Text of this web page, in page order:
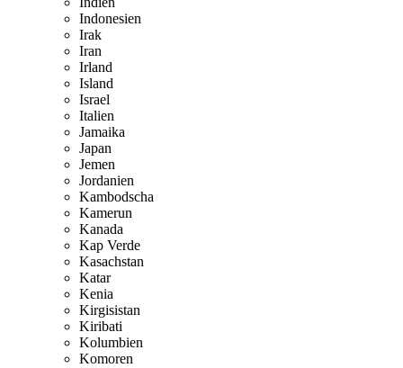
Indonesien
Irak
Iran
Irland
Island
Israel
Italien
Jamaika
Japan
Jemen
Jordanien
Kambodscha
Kamerun
Kanada
Kap Verde
Kasachstan
Katar
Kenia
Kirgisistan
Kiribati
Kolumbien
Komoren